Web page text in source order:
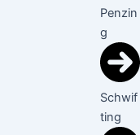
Penzin
g
Schwif
ting